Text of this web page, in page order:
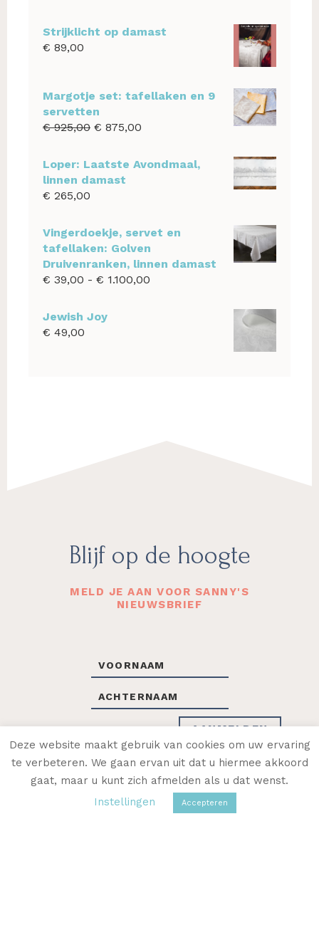
Strijklicht op damast
€ 89,00
Margotje set: tafellaken en 9
servetten
€925,00 Oorspronkelijke
was:
€ 925,00.
€ 875,00
Loper: Laatste Avondmaal,
linnen damast
€ 265,00
Vingerdoekje, servet en
tafellaken: Golven
Druivenranken, linnen damast
€ 39,00 - € 1.100,00
Jewish Joy
€ 49,00
FooterBlijf op de hoogte
MELD JE AAN VOOR SANNY'S
NIEUWSBRIEF
OF VOLG SANNY OP SOCIAL MEDIA
Deze website maakt gebruik van cookies om uw ervaring
te verbeteren. We gaan ervan uit dat u hiermee akkoord
gaat, maar u kunt zich afmelden als u dat wenst.
Instellingen
Accepteren